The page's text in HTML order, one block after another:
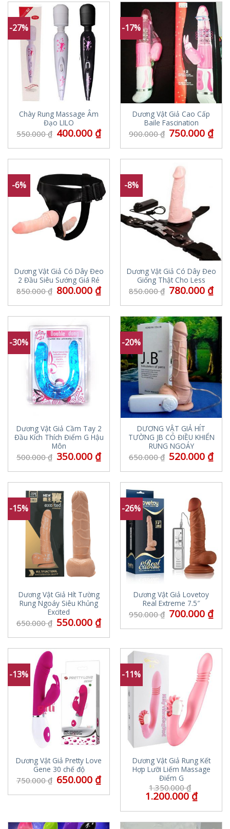
-27%
Chày Rung Massage Âm
Đạo LILO
550.000₫ 400.000 ₫
-17%
Dương Vật Giả Cao Cấp
Baile Fascination
900.000₫ 750.000 ₫
-6%
Dương Vật Giả Có Dây Đeo
2 Đầu Siêu Sướng Giá Rẻ
850.000₫ 800.000 ₫
-8%
Dương Vật Giả Có Dây Đeo
Giống Thật Cho Less
850.000₫ 780.000 ₫
-30%
Dương Vật Giả Cầm Tay 2
Đầu Kích Thích Điểm G Hậu
Môn
500.000₫ 350.000 ₫
-20%
DƯƠNG VẬT GIẢ HÍT
TƯỜNG JB CÓ ĐIỀU KHIỂN
RUNG NGOÁY
650.000₫ 520.000 ₫
-15%
Dương Vật Giả Hít Tường
Rung Ngoáy Siêu Khủng
Excited
650.000₫ 550.000 ₫
-26%
Dương Vật Giả Lovetoy
Real Extreme 7.5″
950.000₫ 700.000 ₫
-13%
Dương Vật Giả Pretty Love
Gene 30 chế độ
750.000₫ 650.000 ₫
-11%
Dương Vật Giả Rung Kết
Hợp Lưỡi Liếm Massage
Điểm G
1.350.000₫
1.200.000₫